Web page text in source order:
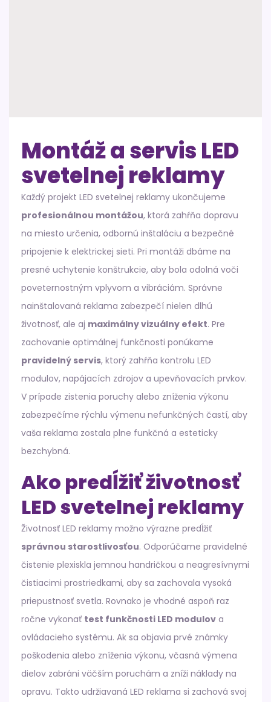
Montáž a servis LED
svetelnej reklamy
Každý projekt LED svetelnej reklamy ukončujeme
profesionálnou montážou, ktorá zahŕňa dopravu
na miesto určenia, odbornú inštaláciu a bezpečné
pripojenie k elektrickej sieti. Pri montáži dbáme na
presné uchytenie konštrukcie, aby bola odolná voči
poveternostným vplyvom a vibráciám. Správne
nainštalovaná reklama zabezpečí nielen dlhú
životnosť, ale aj maximálny vizuálny efekt. Pre
zachovanie optimálnej funkčnosti ponúkame
pravidelný servis, ktorý zahŕňa kontrolu LED
modulov, napájacích zdrojov a upevňovacích prvkov.
V prípade zistenia poruchy alebo zníženia výkonu
zabezpečíme rýchlu výmenu nefunkčných častí, aby
vaša reklama zostala plne funkčná a esteticky
bezchybná.
Ako predĺžiť životnosť
LED svetelnej reklamy
Životnosť LED reklamy možno výrazne predĺžiť
správnou starostlivosťou. Odporúčame pravidelné
čistenie plexiskla jemnou handričkou a neagresívnymi
čistiacimi prostriedkami, aby sa zachovala vysoká
priepustnosť svetla. Rovnako je vhodné aspoň raz
ročne vykonať test funkčnosti LED modulov a
ovládacieho systému. Ak sa objavia prvé známky
poškodenia alebo zníženia výkonu, včasná výmena
dielov zabráni väčším poruchám a zníži náklady na
opravu. Takto udržiavaná LED reklama si zachová svoj